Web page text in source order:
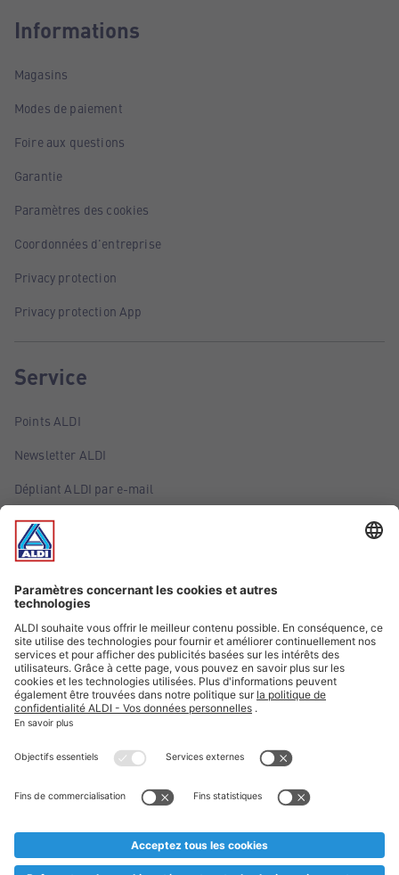
Informations
Magasins
Modes de paiement
Foire aux questions
Garantie
Paramètres des cookies
Coordonnées d'entreprise
Privacy protection
Privacy protection App
Service
Points ALDI
Newsletter ALDI
Dépliant ALDI par e-mail
Offres
Infos essentielles
Suivez ALDI Belgique
Textes marqués d'un astérisque et mentions légales
* Nous vendons ces articles temporairement et jusqu'à
au cas où, malgré le planning bien étudié, nous serions
prématurément en rupture de stock. Prix Recupel et TVA incl.
** Sur ce site, l’utilisation de la forme masculine a été adoptée